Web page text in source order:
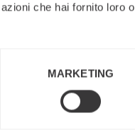
che hai fornito loro o
MARKETING
del